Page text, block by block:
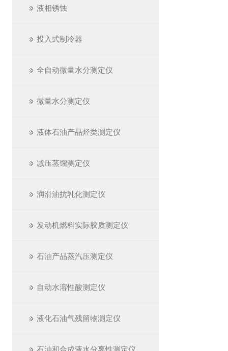
液相锈蚀
投入式制冷器
全自动微量水分测定仪
微量水分测定仪
液体石油产品烃类测定仪
减压蒸馏测定仪
润滑油抗乳化测定仪
发动机燃料实际胶质测定仪
石油产品蒸汽压测定仪
自动水溶性酸测定仪
液化石油气残留物测定仪
石油和合成液水分离性测定仪